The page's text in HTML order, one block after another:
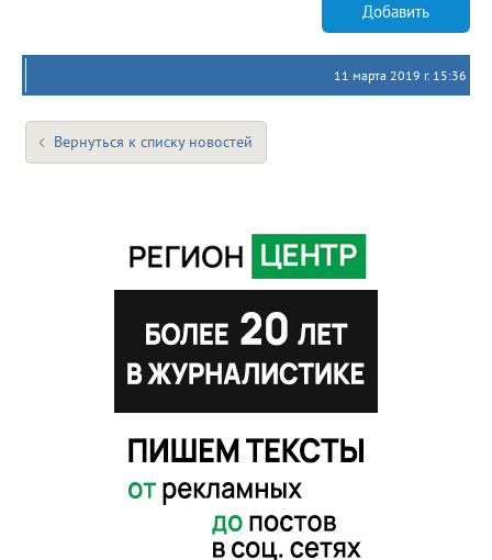
Добавить
11 марта 2019 г. 15:36
Вернуться к списку новостей